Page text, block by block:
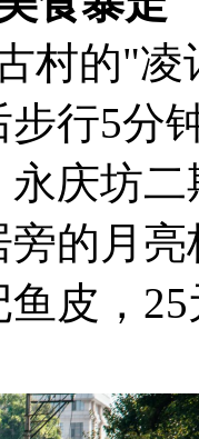
村的"
行5分
庆坊
的月
皮，